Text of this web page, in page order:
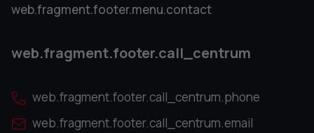
web.fragment.footer.menu.contact
web.fragment.footer.call_centrum
web.fragment.footer.call_centrum.phone
web.fragment.footer.call_centrum.email